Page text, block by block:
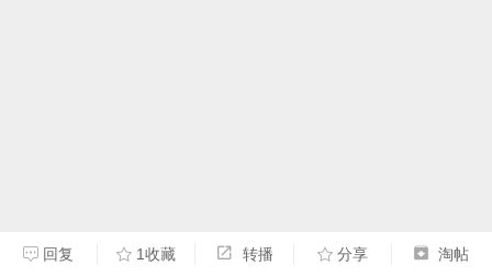
回复 1收藏 转播 分享 淘帖